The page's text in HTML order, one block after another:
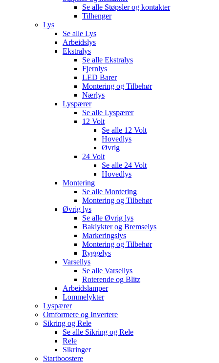
Se alle Støpsler og kontakter
Tilhenger
Lys
Se alle Lys
Arbeidslys
Ekstralys
Se alle Ekstralys
Fjernlys
LED Barer
Montering og Tilbehør
Nærlys
Lyspærer
Se alle Lyspærer
12 Volt
Se alle 12 Volt
Hovedlys
Øvrig
24 Volt
Se alle 24 Volt
Hovedlys
Montering
Se alle Montering
Montering og Tilbehør
Øvrig lys
Se alle Øvrig lys
Baklykter og Bremselys
Markeringslys
Montering og Tilbehør
Ryggelys
Varsellys
Se alle Varsellys
Roterende og Blitz
Arbeidslamper
Lommelykter
Lyspærer
Omformere og Invertere
Sikring og Rele
Se alle Sikring og Rele
Rele
Sikringer
Startboostere